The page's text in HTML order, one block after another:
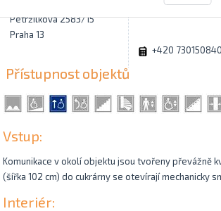
Petržílkova 2583/15
Praha 13
+420 730150840
Přístupnost objektů
Vstup:
Komunikace v okolí objektu jsou tvořeny převážně
(šířka 102 cm) do cukrárny se otevírají mechanicky
Interiér: